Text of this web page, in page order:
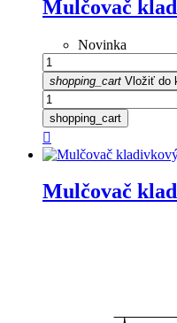
Mulčovač
Novinka
shopping_cart Vložiť do
shopping_cart

Mulčovač